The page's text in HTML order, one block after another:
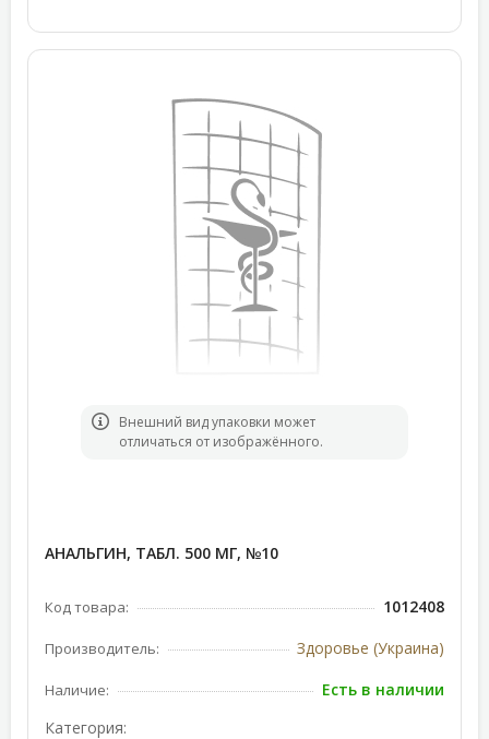
Bнешний вид упаковки может
отличаться от изображённого.
АНАЛЬГИН, ТАБЛ. 500 МГ, №10
Код товара: 1012408
Производитель: Здоровье (Украина)
Наличие:
Есть в наличии
Категория: